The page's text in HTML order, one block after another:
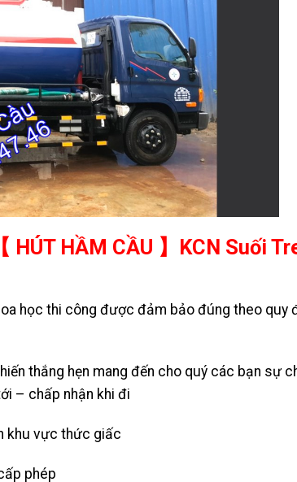
HẦM CẦU 】KCN Suối
học thi công được đảm bảo đúng theo quy
thắng hẹn mang đến cho quý các bạn sự
– chấp nhận khi đi
khu vực thức giấc
phép